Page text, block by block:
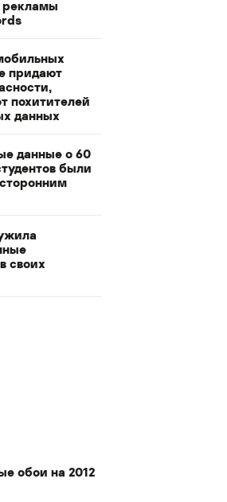
рекламы
придают
похитителей
данных
данные о 60
были
своих
обои на 2012